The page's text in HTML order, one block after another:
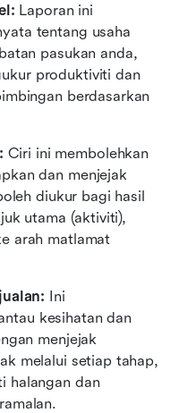
Laporan ini
tentang usaha
pasukan anda,
produktiviti dan
berdasarkan
Ciri ini membolehkan
dan menjejak
diukur bagi hasil
utama (aktiviti),
arah matlamat
Ini
kesihatan dan
menjejak
melalui setiap tahap,
halangan dan